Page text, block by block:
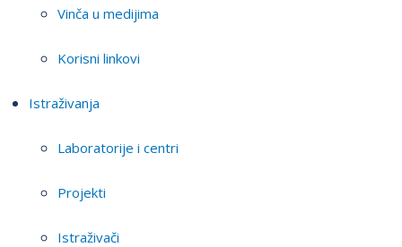
Vinča u medijima
Korisni linkovi
Istraživanja
Laboratorije i centri
Projekti
Istraživači